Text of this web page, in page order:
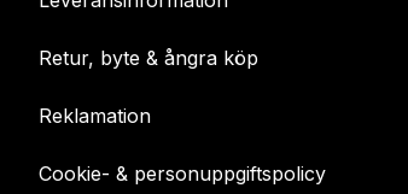
Retur, byte & ångra köp
Reklamation
Cookie- & personuppgiftspolicy